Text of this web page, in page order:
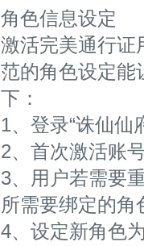
角色信息设定
激活完美通行证
范的角色设定能
下：
1、登录“诛仙仙
2、首次激活账
3、用户若需要
所需要绑定的角
4、设定新角色